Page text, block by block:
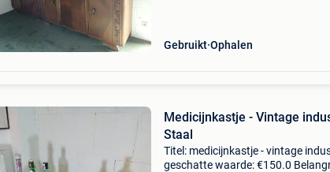
Gebruikt Ophalen
Medicijnkastje - Vintage
Staal
Titel: medicijnkastje - vintage
geschatte waarde: €150.0